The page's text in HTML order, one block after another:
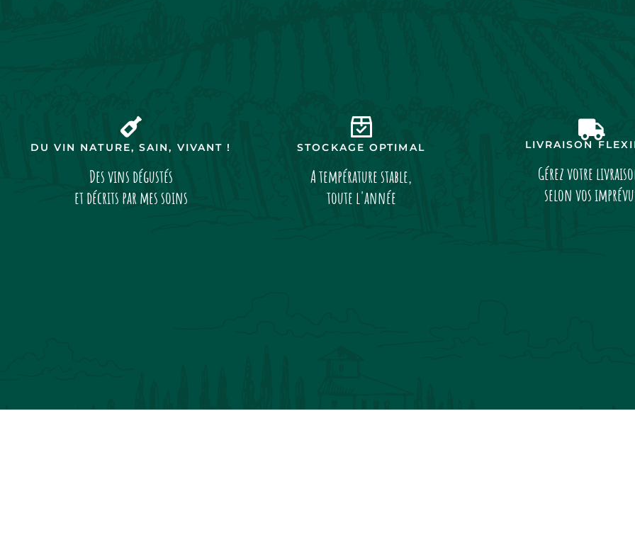
DU VIN NATURE, SAIN, VIVANT !
Des vins dégustés
et décrits par mes soins
STOCKAGE OPTIMAL
A température stable,
toute l'année
LIVRAISON
Gérez votre
selon vos